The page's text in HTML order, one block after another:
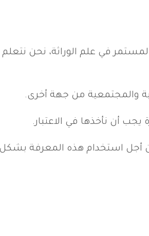
في علم الوراثة، نحن نتعلم
والمجتمعية من جهة أخرى.
أن نأخذها في الاعتبار.
من أجل استخدام هذه المعرفة بشكل